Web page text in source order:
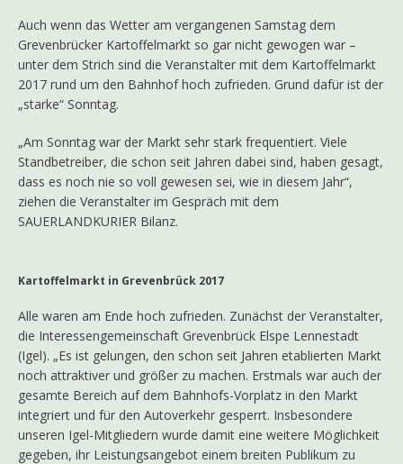
Auch wenn das Wetter am vergangenen Samstag dem
Grevenbrücker Kartoffelmarkt so gar nicht gewogen war –
unter dem Strich sind die Veranstalter mit dem Kartoffelmarkt
2017 rund um den Bahnhof hoch zufrieden. Grund dafür ist der
„starke“ Sonntag.
„Am Sonntag war der Markt sehr stark frequentiert. Viele
Standbetreiber, die schon seit Jahren dabei sind, haben gesagt,
dass es noch nie so voll gewesen sei, wie in diesem Jahr“,
ziehen die Veranstalter im Gespräch mit dem
SAUERLANDKURIER Bilanz.
Kartoffelmarkt in Grevenbrück 2017
Alle waren am Ende hoch zufrieden. Zunächst der Veranstalter,
die Interessengemeinschaft Grevenbrück Elspe Lennestadt
(Igel). „Es ist gelungen, den schon seit Jahren etablierten Markt
noch attraktiver und größer zu machen. Erstmals war auch der
gesamte Bereich auf dem Bahnhofs-Vorplatz in den Markt
integriert und für den Autoverkehr gesperrt. Insbesondere
unseren Igel-Mitgliedern wurde damit eine weitere Möglichkeit
gegeben, ihr Leistungsangebot einem breiten Publikum zu